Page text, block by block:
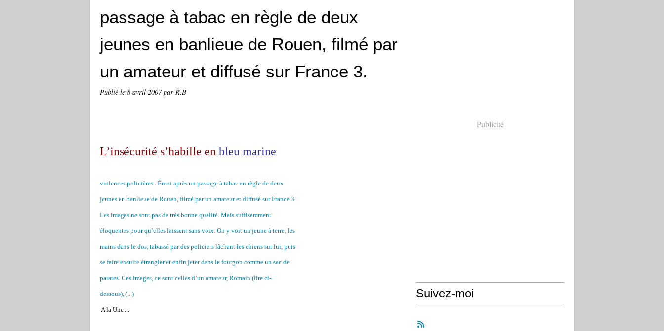
passage à tabac en règle de deux
jeunes en banlieue de Rouen, filmé par
un amateur et diffusé sur France 3.
Publié le 8 avril 2007par R.B
L’insécurité s’habille en bleu marine
violences policières . Émoi après un passage à tabac en règle de deux
jeunes en banlieue de Rouen, filmé par un amateur et diffusé sur France 3.
Les images ne sont pas de très bonne qualité. Mais suffisamment
éloquentes pour qu’elles laissent sans voix. On y voit un jeune à terre, les
mains dans le dos, tabassé par des policiers lâchant les chiens sur lui, puis
se faire ensuite étrangler et enfin jeter dans le fourgon comme un sac de
patates. Ces images, ce sont celles d’un amateur, Romain (lire ci-
dessous), (...)
A la Une ...
Publicité
Suivez-moi